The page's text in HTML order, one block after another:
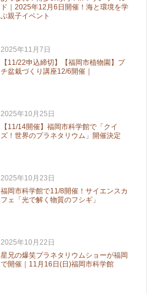
ド｜2025年12月6日開催！海と環境を学
ぶ親子イベント
2025年11月7日
【11/22申込締切】【福岡市植物園】プ
チ盆栽づくり講座12/6開催｜
2025年10月25日
【11/14開催】福岡市科学館で「クイ
ズ！世界のプラネタリウム」開催決定
2025年10月23日
福岡市科学館で11/8開催！サイエンスカ
フェ「光で解く物質のフシギ」
2025年10月22日
星兄の爆笑プラネタリウムショーが福岡
で開催｜11月16日(日)福岡市科学館